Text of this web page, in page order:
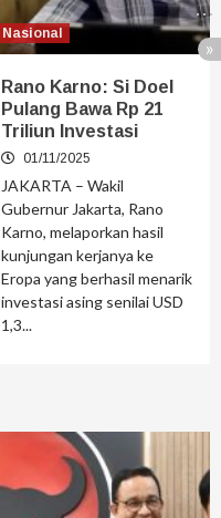
Nasional
Rano Karno: Si Doel
Pulang Bawa Rp 21
Triliun Investasi
01/11/2025
JAKARTA – Wakil
Gubernur Jakarta, Rano
Karno, melaporkan hasil
kunjungan kerjanya ke
Eropa yang berhasil menarik
investasi asing senilai USD
1,3...